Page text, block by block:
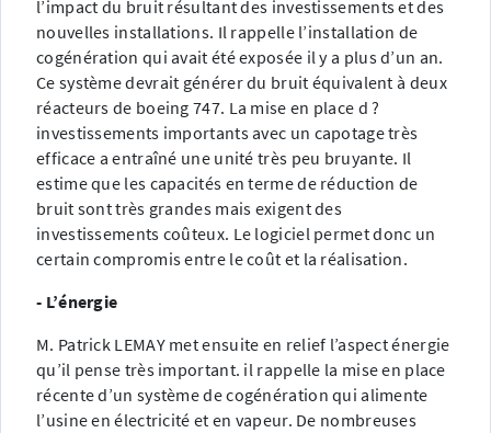
l’impact du bruit résultant des investissements et des
nouvelles installations. Il rappelle l’installation de
cogénération qui avait été exposée il y a plus d’un an.
Ce système devrait générer du bruit équivalent à deux
réacteurs de boeing 747. La mise en place d ?
investissements importants avec un capotage très
efficace a entraîné une unité très peu bruyante. Il
estime que les capacités en terme de réduction de
bruit sont très grandes mais exigent des
investissements coûteux. Le logiciel permet donc un
certain compromis entre le coût et la réalisation.
- L’énergie
M. Patrick LEMAY met ensuite en relief l’aspect énergie
qu’il pense très important. il rappelle la mise en place
récente d’un système de cogénération qui alimente
l’usine en électricité et en vapeur. De nombreuses